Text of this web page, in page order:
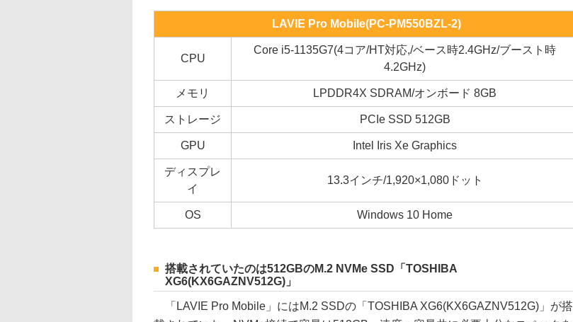
LAVIE Pro Mobile(PC-PM550BZL-2)
CPU
Core i5-1135G7(4コア/HT対応,/ベース時2.4GHz/ブースト時
4.2GHz)
メモリ LPDDR4X SDRAM/オンボード 8GB
ストレージ PCIe SSD 512GB
GPU Intel Iris Xe Graphics
ディスプレ
イ
13.3インチ/1,920×1,080ドット
OS Windows 10 Home
搭載されていたのは512GBのM.2 NVMe SSD「TOSHIBA
XG6(KX6GAZNV512G)」
「LAVIE Pro Mobile」にはM.2 SSDの「TOSHIBA XG6(KX6GAZNV512G)」が搭